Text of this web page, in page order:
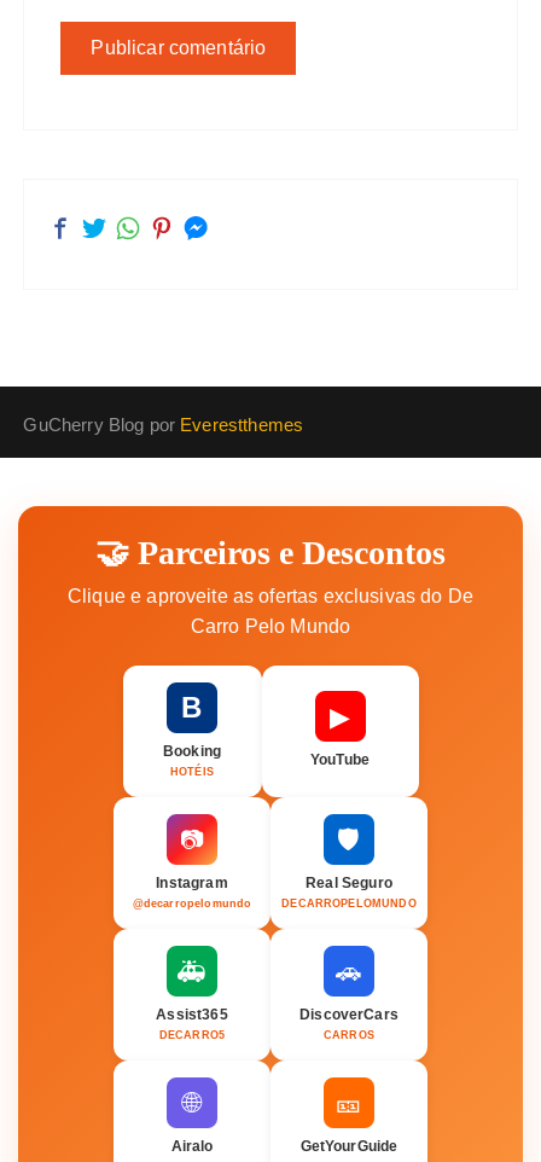
GuCherry Blog por Everestthemes
🤝 Parceiros e Descontos
Clique e aproveite as ofertas exclusivas do De
Carro Pelo Mundo
B
Booking
HOTÉIS
▶
YouTube
📷
Instagram
@decarropelomundo
🛡️
Real Seguro
DECARROPELOMUNDO
🚑
Assist365
DECARRO5
🚗
DiscoverCars
CARROS
🌐
Airalo
🎫
GetYourGuide